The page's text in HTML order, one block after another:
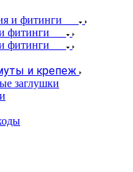
и фитинги
фитинги
фитинги
и крепеж
заглушки